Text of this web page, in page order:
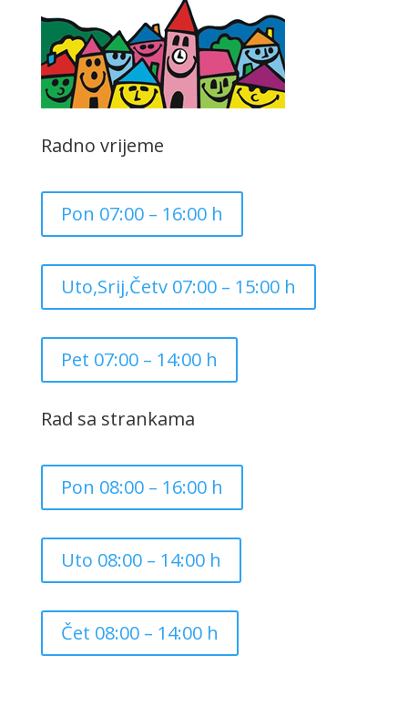
Radno vrijeme
Pon 07:00 – 16:00 h
Uto,Srij,Četv 07:00 – 15:00 h
Pet 07:00 – 14:00 h
Rad sa strankama
Pon 08:00 – 16:00 h
Uto 08:00 – 14:00 h
Čet 08:00 – 14:00 h